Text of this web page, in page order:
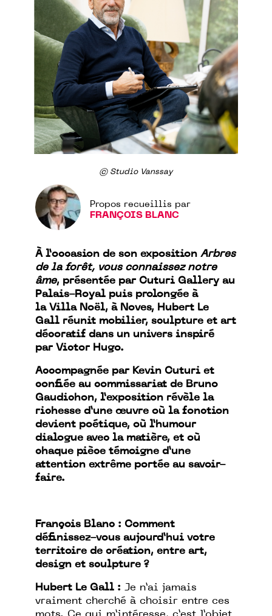
© Studio Vanssay
Propos recueillis par
FRANÇOIS BLANC
À l’occasion de son exposition Arbres
de la forêt, vous connaissez notre
âme, présentée par Cuturi Gallery au
Palais-Royal puis prolongée à
la Villa Noël, à Noves, Hubert Le
Gall réunit mobilier, sculpture et art
décoratif dans un univers inspiré
par Victor Hugo.
Accompagnée par Kevin Cuturi et
confiée au commissariat de Bruno
Gaudichon, l’exposition révèle la
richesse d’une œuvre où la fonction
devient poétique, où l’humour
dialogue avec la matière, et où
chaque pièce témoigne d’une
attention extrême portée au savoir-
faire.
François Blanc : Comment
définissez-vous aujourd’hui votre
territoire de création, entre art,
design et sculpture ?
Hubert Le Gall : Je n’ai jamais
vraiment cherché à choisir entre ces